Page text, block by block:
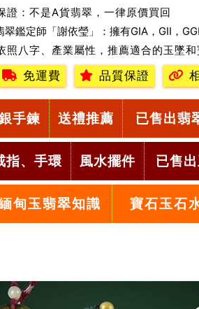
證：不是A貨翡翠，一律原價買回
翠鑑定師「謝依瑩」：擁有GIA，GII，
照八字、產業屬性，推薦適合的玉墜和
免運費 品質保證
手鍊 送禮推薦 已售出翡
指、手環 風水擺件 已售
甸玉翡翠知識 寶石玉石